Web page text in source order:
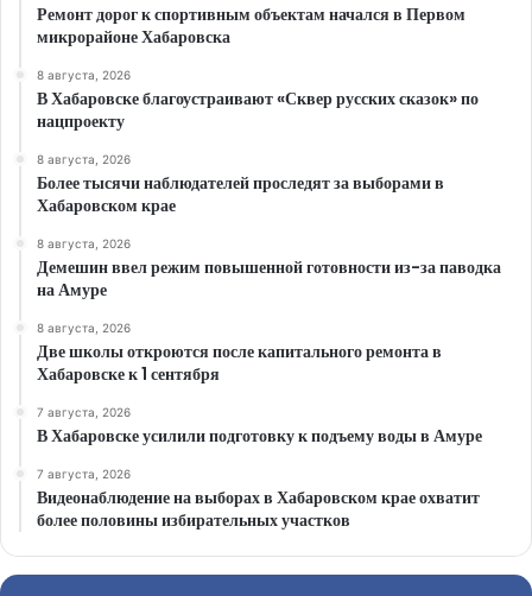
Ремонт дорог к спортивным объектам начался в Первом
микрорайоне Хабаровска
8 августа, 2026
В Хабаровске благоустраивают «Сквер русских сказок» по
нацпроекту
8 августа, 2026
Более тысячи наблюдателей проследят за выборами в
Хабаровском крае
8 августа, 2026
Демешин ввел режим повышенной готовности из-за паводка
на Амуре
8 августа, 2026
Две школы откроются после капитального ремонта в
Хабаровске к 1 сентября
7 августа, 2026
В Хабаровске усилили подготовку к подъему воды в Амуре
7 августа, 2026
Видеонаблюдение на выборах в Хабаровском крае охватит
более половины избирательных участков